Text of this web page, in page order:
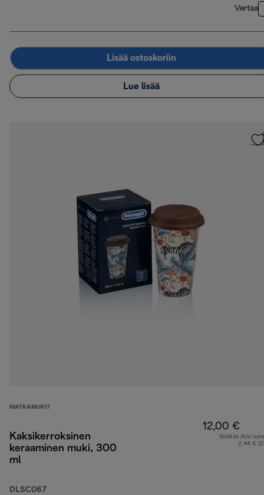
Vertaa
Lisää ostoskoriin
Lue lisää
MATKAMUKIT
Kaksikerroksinen
keraaminen muki, 300
ml
DLSC067
12,00 €
Sisältää ALV-
2,44 €